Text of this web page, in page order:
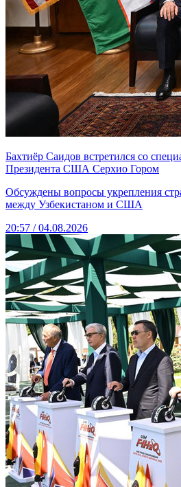
Бахтиёр Саидов встретился со
Президента США Серхио Гором
Обсуждены вопросы укрепления
между Узбекистаном и США
20:57 / 04.08.2026